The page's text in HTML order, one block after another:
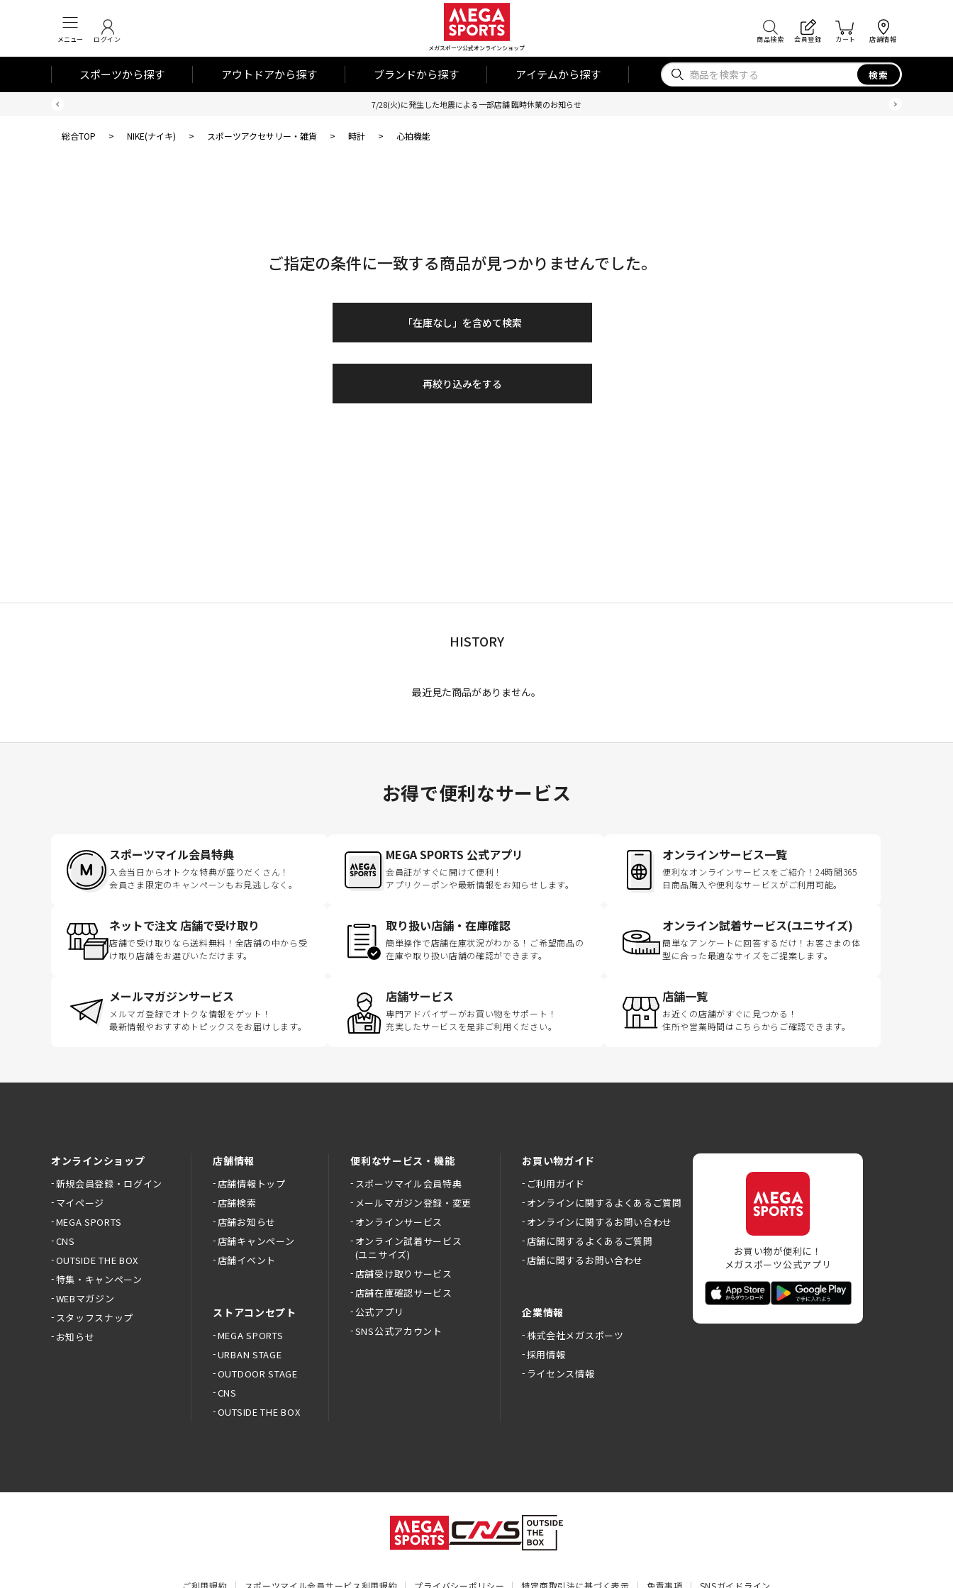
メニュー ログイン
メガスポーツ公式オンラインショップ
商品検索 会員登録 カート 店舗情報
スポーツから探す アウトドアから探す ブランドから探す アイテムから探す 検索
7/28(火)に発生した地震による一部店舗 臨時休業のお知らせ
総合TOP > NIKE(ナイキ) > スポーツアクセサリー・雑貨 > 時計 > 心拍機能
ご指定の条件に一致する商品が見つかりませんでした。
「在庫なし」を含めて検索
再絞り込みをする
HISTORY
最近見た商品がありません。
お得で便利なサービス
スポーツマイル会員特典
入会当日からオトクな特典が盛りだくさん！
会員さま限定のキャンペーンもお見逃しなく。
MEGA SPORTS 公式アプリ
会員証がすぐに開けて便利！
アプリクーポンや最新情報をお知らせします。
オンラインサービス一覧
便利なオンラインサービスをご紹介！24時間365
日商品購入や便利なサービスがご利用可能。
ネットで注文 店舗で受け取り
店舗で受け取りなら送料無料！全店舗の中から受
け取り店舗をお選びいただけます。
取り扱い店舗・在庫確認
簡単操作で店舗在庫状況がわかる！ご希望商品の
在庫や取り扱い店舗の確認ができます。
オンライン試着サービス(ユニサイズ)
簡単なアンケートに回答するだけ！お客さまの体
型に合った最適なサイズをご提案します。
メールマガジンサービス
メルマガ登録でオトクな情報をゲット！
最新情報やおすすめトピックスをお届けします。
店舗サービス
専門アドバイザーがお買い物をサポート！
充実したサービスを是非ご利用ください。
店舗一覧
お近くの店舗がすぐに見つかる！
住所や営業時間はこちらからご確認できます。
オンラインショップ
新規会員登録・ログイン
マイページ
MEGA SPORTS
CNS
OUTSIDE THE BOX
特集・キャンペーン
WEBマガジン
スタッフスナップ
お知らせ
店舗情報
店舗情報トップ
店舗検索
店舗お知らせ
店舗キャンペーン
店舗イベント
ストアコンセプト
MEGA SPORTS
URBAN STAGE
OUTDOOR STAGE
CNS
OUTSIDE THE BOX
便利なサービス・機能
スポーツマイル会員特典
メールマガジン登録・変更
オンラインサービス
オンライン試着サービス
(ユニサイズ)
店舗受け取りサービス
店舗在庫確認サービス
公式アプリ
SNS公式アカウント
お買い物ガイド
ご利用ガイド
オンラインに関するよくあるご質問
オンラインに関するお問い合わせ
店舗に関するよくあるご質問
店舗に関するお問い合わせ
企業情報
株式会社メガスポーツ
採用情報
ライセンス情報
お買い物が便利に！
メガスポーツ公式アプリ
ご利用規約 スポーツマイル会員サービス利用規約 プライバシーポリシー 特定商取引法に基づく表示 免責事項 SNSガイドライン